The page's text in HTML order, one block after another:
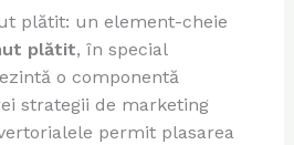
plătit: un element-cheie
plătit, în special
o componentă
strategii de marketing
permit plasarea